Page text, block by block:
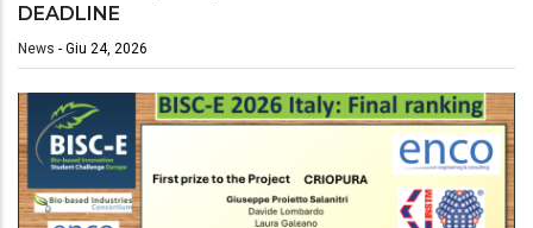
DEADLINE
News - Giu 24, 2026